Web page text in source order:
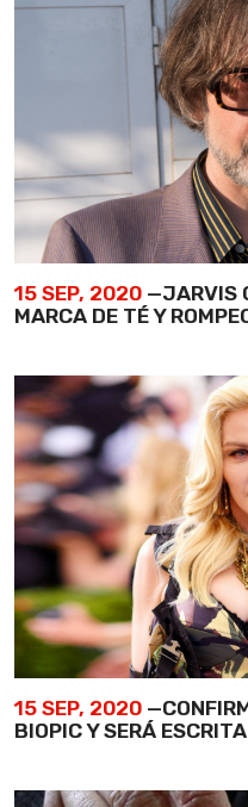
15 SEP, 2020 —JARVIS
MARCA DE TÉ Y
15 SEP, 2020
BIOPIC Y SERÁ